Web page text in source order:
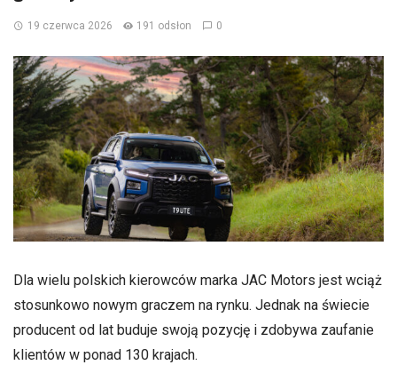
19 czerwca 2026 191 odsłon 0
Dla wielu polskich kierowców marka JAC Motors jest wciąż
stosunkowo nowym graczem na rynku. Jednak na świecie
producent od lat buduje swoją pozycję i zdobywa zaufanie
klientów w ponad 130 krajach.